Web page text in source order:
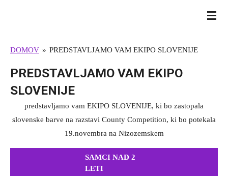
content
DOMOV » PREDSTAVLJAMO VAM EKIPO SLOVENIJE
PREDSTAVLJAMO VAM EKIPO
SLOVENIJE
predstavljamo vam EKIPO SLOVENIJE, ki bo zastopala
slovenske barve na razstavi County Competition, ki bo potekala
19.novembra na Nizozemskem
SAMCI NAD 2
LETI